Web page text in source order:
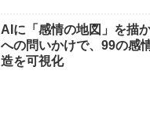
AIに「感情の地図」を描
への問いかけで、99の感
造を可視化